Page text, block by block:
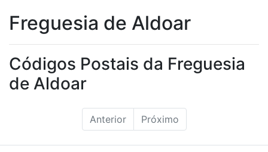
Freguesia de Aldoar
Códigos Postais da Freguesia
de Aldoar
Anterior Próximo